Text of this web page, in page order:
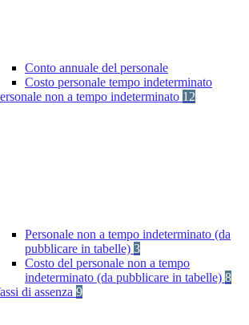
Conto annuale del personale
Costo personale tempo indeterminato
non a tempo indeterminato 12
Personale non a tempo indeterminato (da
pubblicare in tabelle) 3
Costo del personale non a tempo
indeterminato (da pubblicare in tabelle) 8
di assenza 9